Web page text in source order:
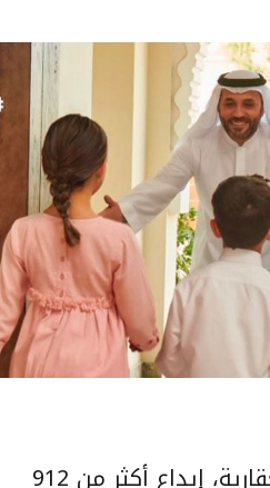
أعلن صندوق التنمية العقارية، إيداع أكثر من 912